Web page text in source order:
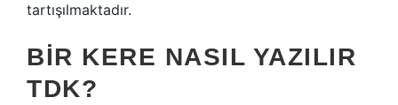
tartışılmaktadır.
BIR KERE NASIL YAZILIR
TDK?